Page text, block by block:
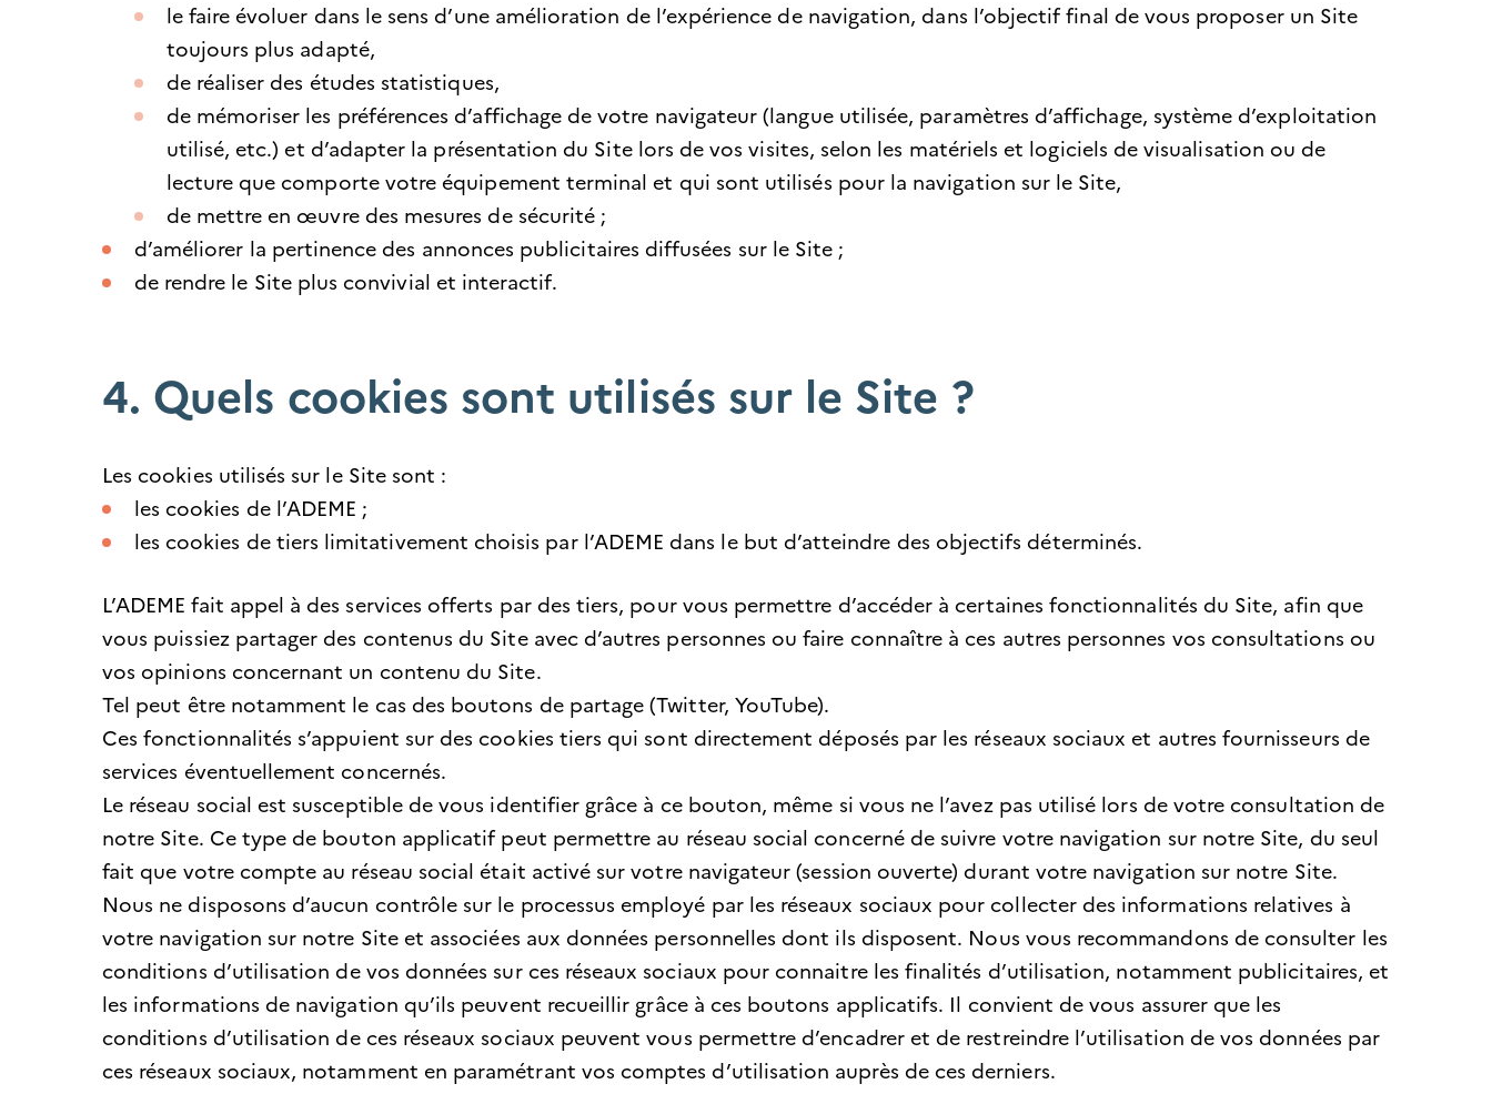
le faire évoluer dans le sens d’une amélioration de l’expérience de navigation, dans l’objectif final de vous proposer un Site
toujours plus adapté,
de réaliser des études statistiques,
de mémoriser les préférences d’affichage de votre navigateur (langue utilisée, paramètres d’affichage, système d’exploitation
utilisé, etc.) et d’adapter la présentation du Site lors de vos visites, selon les matériels et logiciels de visualisation ou de
lecture que comporte votre équipement terminal et qui sont utilisés pour la navigation sur le Site,
de mettre en œuvre des mesures de sécurité ;
d’améliorer la pertinence des annonces publicitaires diffusées sur le Site ;
de rendre le Site plus convivial et interactif.
4. Quels cookies sont utilisés sur le Site ?
Les cookies utilisés sur le Site sont :
les cookies de l’ADEME ;
les cookies de tiers limitativement choisis par l’ADEME dans le but d’atteindre des objectifs déterminés.
L’ADEME fait appel à des services offerts par des tiers, pour vous permettre d’accéder à certaines fonctionnalités du Site, afin que
vous puissiez partager des contenus du Site avec d’autres personnes ou faire connaître à ces autres personnes vos consultations ou
vos opinions concernant un contenu du Site.
Tel peut être notamment le cas des boutons de partage (Twitter, YouTube).
Ces fonctionnalités s’appuient sur des cookies tiers qui sont directement déposés par les réseaux sociaux et autres fournisseurs de
services éventuellement concernés.
Le réseau social est susceptible de vous identifier grâce à ce bouton, même si vous ne l’avez pas utilisé lors de votre consultation de
notre Site. Ce type de bouton applicatif peut permettre au réseau social concerné de suivre votre navigation sur notre Site, du seul
fait que votre compte au réseau social était activé sur votre navigateur (session ouverte) durant votre navigation sur notre Site.
Nous ne disposons d’aucun contrôle sur le processus employé par les réseaux sociaux pour collecter des informations relatives à
votre navigation sur notre Site et associées aux données personnelles dont ils disposent. Nous vous recommandons de consulter les
conditions d’utilisation de vos données sur ces réseaux sociaux pour connaitre les finalités d’utilisation, notamment publicitaires, et
les informations de navigation qu’ils peuvent recueillir grâce à ces boutons applicatifs. Il convient de vous assurer que les
conditions d’utilisation de ces réseaux sociaux peuvent vous permettre d’encadrer et de restreindre l’utilisation de vos données par
ces réseaux sociaux, notamment en paramétrant vos comptes d’utilisation auprès de ces derniers.